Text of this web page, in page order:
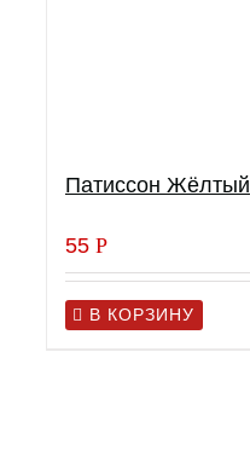
Патиссон Жёлтый
55 Р
В КОРЗИНУ